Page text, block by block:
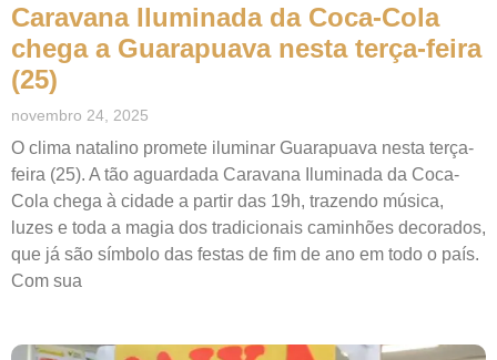
Caravana Iluminada da Coca-Cola
chega a Guarapuava nesta terça-feira
(25)
novembro 24, 2025
O clima natalino promete iluminar Guarapuava nesta terça-
feira (25). A tão aguardada Caravana Iluminada da Coca-
Cola chega à cidade a partir das 19h, trazendo música,
luzes e toda a magia dos tradicionais caminhões decorados,
que já são símbolo das festas de fim de ano em todo o país.
Com sua